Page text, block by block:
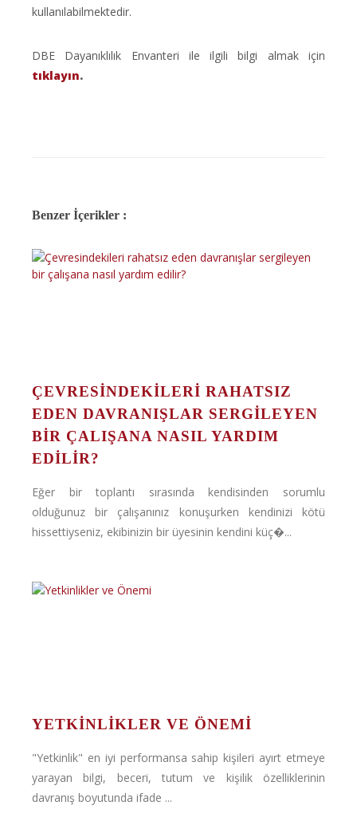
kullanılabilmektedir.
DBE Dayanıklılık Envanteri ile ilgili bilgi almak için
tıklayın.
Benzer İçerikler :
ÇEVRESINDEKILERI RAHATSIZ
EDEN DAVRANIŞLAR SERGILEYEN
BIR ÇALIŞANA NASIL YARDIM
EDILIR?
Eğer bir toplantı sırasında kendisinden sorumlu
olduğunuz bir çalışanınız konuşurken kendinizi kötü
hissettiyseniz, ekibinizin bir üyesinin kendini küç�...
YETKINLIKLER VE ÖNEMI
"Yetkinlik" en iyi performansa sahip kişileri ayırt etmeye
yarayan bilgi, beceri, tutum ve kişilik özelliklerinin
davranış boyutunda ifade ...